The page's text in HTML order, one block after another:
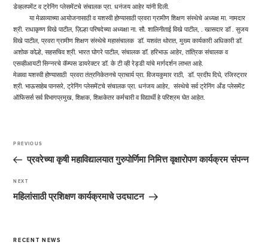
डेव्हलपमेंट व ट्रेनिंग प्लेसमेंटचे संचालक प्रा. धनंजय आहेर यांनी दिली.
या मेळाव्याच्या आयोजनासाठी व यशस्वी होण्यासाठी प्रवरा ग्रामीण शिक्षण संस्थेचे अध्यक्ष मा. नामदार
श्री. राधाकृष्ण विखे पाटील, ज़िल्हा परिषदेच्या अध्यक्षा ना. सौ. शालिनीताई विखे पाटील, . खासदार डॉ . सुजय
विखे पाटील, प्रवरा ग्रामीण शिक्षण संस्थेचे महासंचालक डॉ. यशवंत थोरात, मुख्य कार्यकारी अधिकारी डॉ.
अशोक कोल्हे, सहसचिव श्री. भारत घोगरे पाटील, संचालक डॉ. हरिभाऊ आहेर, तांत्रिक संचालक व
एसव्हीआयटी सिन्नरचे कॅम्पस डायरेक्टर डॉ. के टी व्ही रेड्डी यांचे मार्गदर्शन लाभत आहे.
मेळावा यशस्वी होण्यासाठी प्रवरा तंत्रनिकेतनचे प्राचार्य प्रा. विजयकुमार राठी, डॉ. प्रदीप दिघे, रजिस्ट्रार
श्री. भाऊसाहेब पानसरे, ट्रेनिंग प्लेसमेंटचे संचालक प्रा. धनंजय आहेर, संस्थेचे सर्व ट्रेनिंग अँड प्लेसमेंट
ऑफिसर्स सर्व विभागप्रमुख, शिक्षक, शिक्षकेतर कर्मचारी व विद्यार्थी हे परिश्रम घेत आहेत.
navigation
Previous
Post
PREVIOUS
प्रवरेच्या कृषी महाविद्यालयात गुरुपोर्णिमा निमित्त वृक्षारोपण कार्यक्रम संपन्न
Next
Post
NEXT
महिलांसाठी प्रशिक्षण कार्यक्रमाचे उदघाटन
RECENT NEWS